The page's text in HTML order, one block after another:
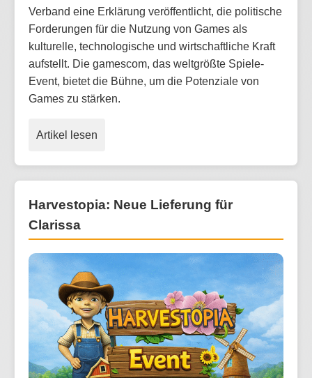
Verband eine Erklärung veröffentlicht, die politische
Forderungen für die Nutzung von Games als
kulturelle, technologische und wirtschaftliche Kraft
aufstellt. Die gamescom, das weltgrößte Spiele-
Event, bietet die Bühne, um die Potenziale von
Games zu stärken.
Artikel lesen
Harvestopia: Neue Lieferung für
Clarissa